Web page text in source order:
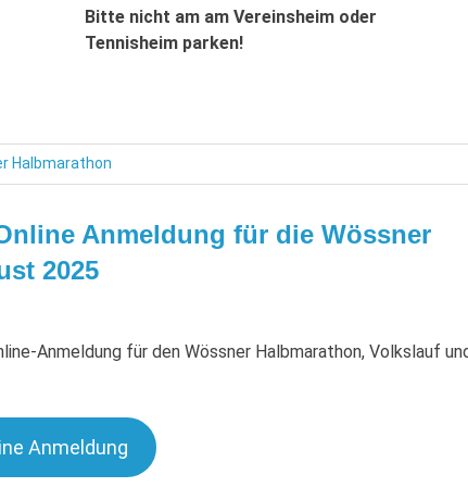
Bitte nicht am am Vereinsheim oder
Tennisheim parken!
Halbmarathon
Anmeldung für die Wössner
2025
Anmeldung für den Wössner Halbmarathon, Volkslauf
Anmeldung